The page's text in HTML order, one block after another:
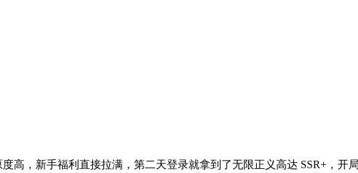
高，新手福利直接拉满，第二天登录就拿到了无限正义高达 SSR+，开局